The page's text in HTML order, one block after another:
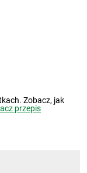
Zobacz, jak
przepis